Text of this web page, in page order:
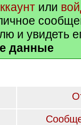
или
и увидеть
данные